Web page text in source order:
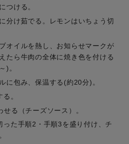
つける。
分け茹でる。レモンはいちょう切
オイルを熱し、お知らせマークが
たら牛肉の全体に焼き色を付ける
)。
に包み、保温する(約20分)。
。
せる（チーズソース）。
った手順2・手順3を盛り付け、チ